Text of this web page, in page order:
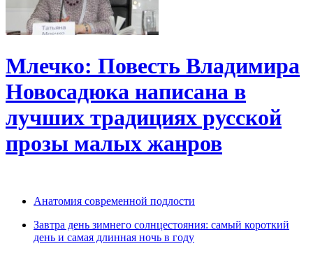
Млечко: Повесть Владимира
Новосадюка написана в
лучших традициях русской
прозы малых жанров
Анатомия современной подлости
Завтра день зимнего солнцестояния: самый короткий
день и самая длинная ночь в году